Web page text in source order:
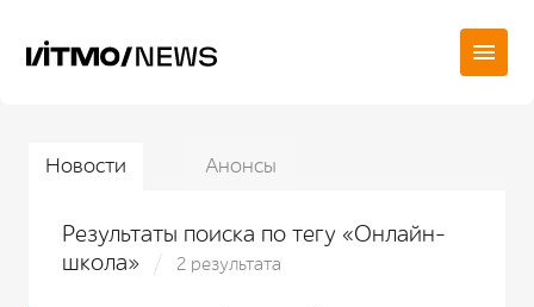
Новости Анонсы
Результаты поиска по тегу «Онлайн-
школа»
2 результата